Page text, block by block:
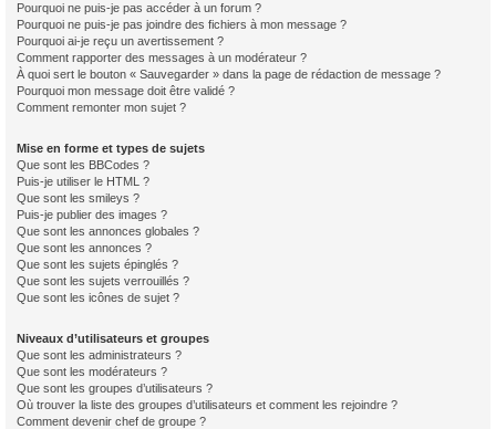
Pourquoi ne puis-je pas accéder à un forum ?
Pourquoi ne puis-je pas joindre des fichiers à mon message ?
Pourquoi ai-je reçu un avertissement ?
Comment rapporter des messages à un modérateur ?
À quoi sert le bouton « Sauvegarder » dans la page de rédaction de message ?
Pourquoi mon message doit être validé ?
Comment remonter mon sujet ?
Mise en forme et types de sujets
Que sont les BBCodes ?
Puis-je utiliser le HTML ?
Que sont les smileys ?
Puis-je publier des images ?
Que sont les annonces globales ?
Que sont les annonces ?
Que sont les sujets épinglés ?
Que sont les sujets verrouillés ?
Que sont les icônes de sujet ?
Niveaux d’utilisateurs et groupes
Que sont les administrateurs ?
Que sont les modérateurs ?
Que sont les groupes d’utilisateurs ?
Où trouver la liste des groupes d’utilisateurs et comment les rejoindre ?
Comment devenir chef de groupe ?